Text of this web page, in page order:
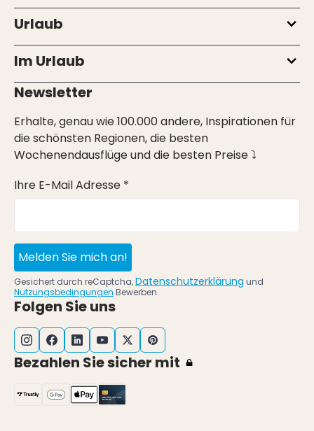
Urlaub
Im Urlaub
Newsletter
Erhalte, genau wie 100.000 andere, Inspirationen für
die schönsten Regionen, die besten
Wochenendausflüge und die besten Preise ⤵
Ihre E-Mail Adresse *
Melden Sie mich an!
Gesichert durch reCaptcha,Datenschutzerklärung und
Nutzungsbedingungen Bewerben.
Folgen Sie uns
Bezahlen Sie sicher mit